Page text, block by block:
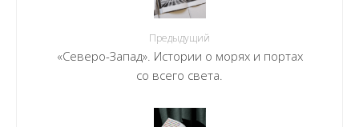
Предыдущий
«Северо-Запад». Истории о морях и портах
со всего света.